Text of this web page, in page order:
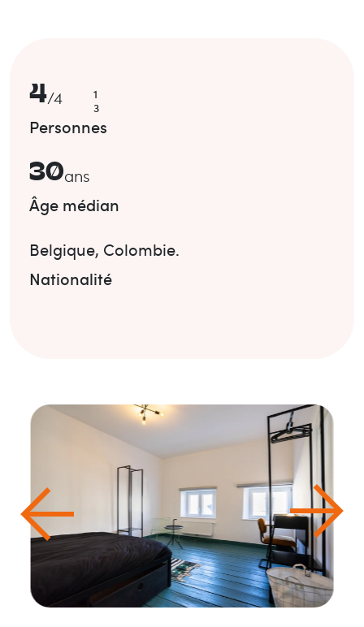
4/4
1
3
Personnes
30ans
Âge médian
Belgique, Colombie.
Nationalité